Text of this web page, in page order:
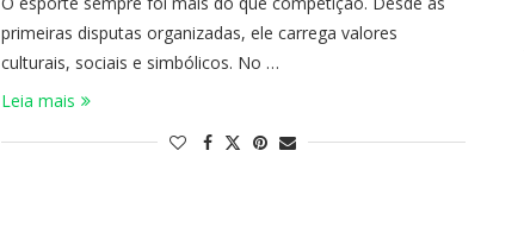
primeiras disputas organizadas, ele carrega valores
culturais, sociais e simbólicos. No …
Leia mais